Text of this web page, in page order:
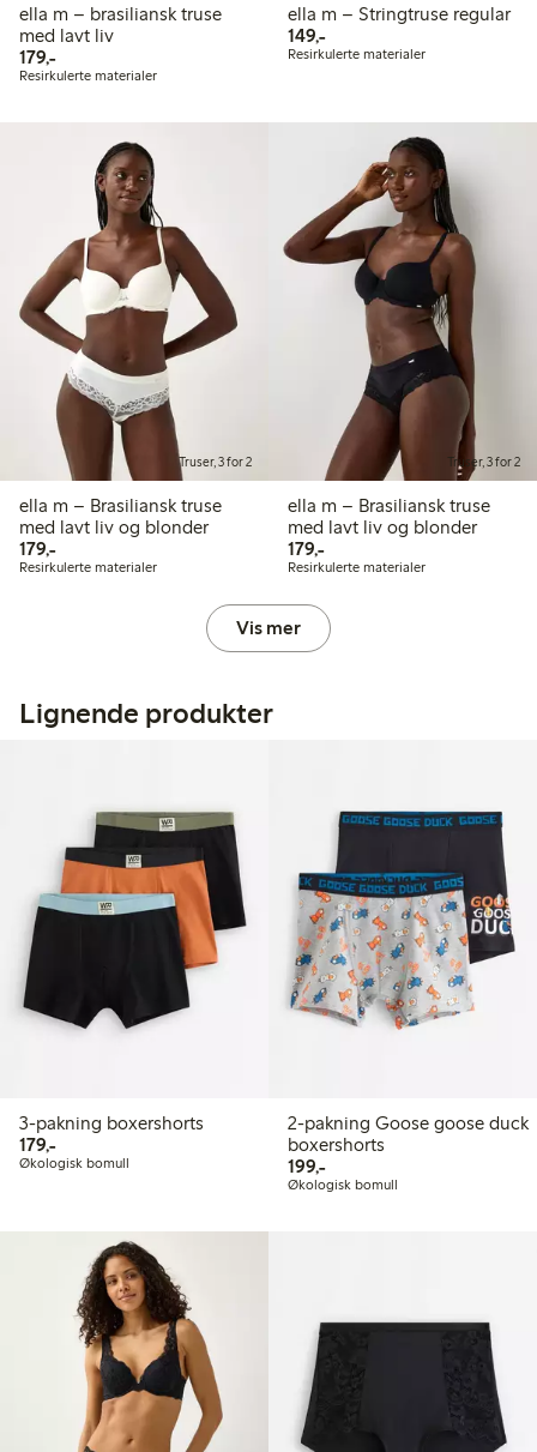
ella m – brasiliansk truse
med lavt liv
179,-179,00 kr
Resirkulerte materialer
ella m – Stringtruse regular
149,-149,00 kr
Resirkulerte materialer
Truser, 3 for 2
ella m – Brasiliansk truse
med lavt liv og blonder
179,-179,00 kr
Resirkulerte materialer
Truser, 3 for 2
ella m – Brasiliansk truse
med lavt liv og blonder
179,-179,00 kr
Resirkulerte materialer
Vis mer
Lignende produkter
3-pakning boxershorts
179,-179,00 kr
Økologisk bomull
2-pakning Goose goose duck
boxershorts
199,-199,00 kr
Økologisk bomull